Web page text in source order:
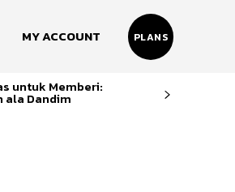
MY ACCOUNT PLANS
untuk Memberi:
ala Dandim